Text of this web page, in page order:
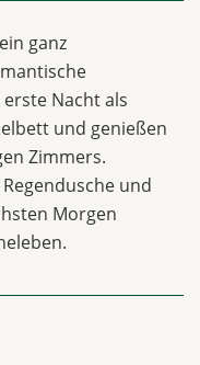
ganz
Nacht als
und genießen
Zimmers.
und
Morgen